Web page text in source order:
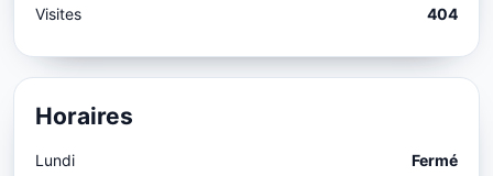
Visites 404
Horaires
Lundi Fermé